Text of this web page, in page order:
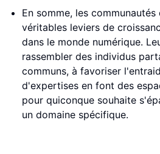
En somme, les
véritables leviers de
dans le monde numérique.
rassembler des individus
communs, à favoriser
d'expertises en font des
pour quiconque souhaite
un domaine spécifique.